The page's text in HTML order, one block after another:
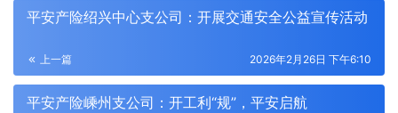
平安产险绍兴中心支公司：开展交通安全公益宣传活动
上一篇 2026年2月26日 下午6:10
平安产险嵊州支公司：开工利“规”，平安启航